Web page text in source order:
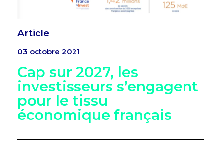
Article
03 octobre 2021
Cap sur 2027, les
investisseurs s’engagent
pour le tissu
économique français